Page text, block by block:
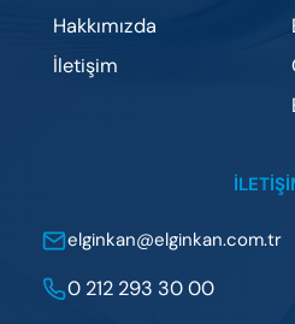
Hakkımızda
İletişim
elginkan@elginkan.com.tr
0 212 293 30 00